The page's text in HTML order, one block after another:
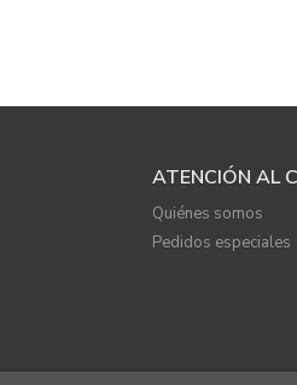
ATENCIÓN AL
Quiénes somos
Pedidos especiales